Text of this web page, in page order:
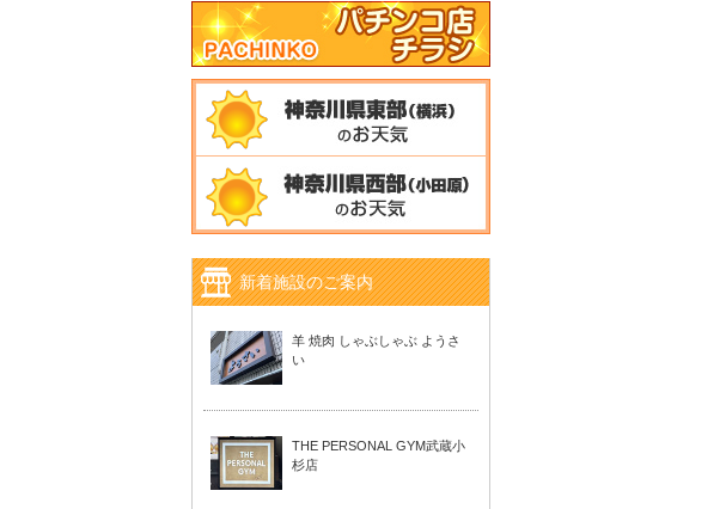
新着施設のご案内
羊 焼肉 しゃぶしゃぶ ようさ
い
THE PERSONAL GYM武蔵小
杉店